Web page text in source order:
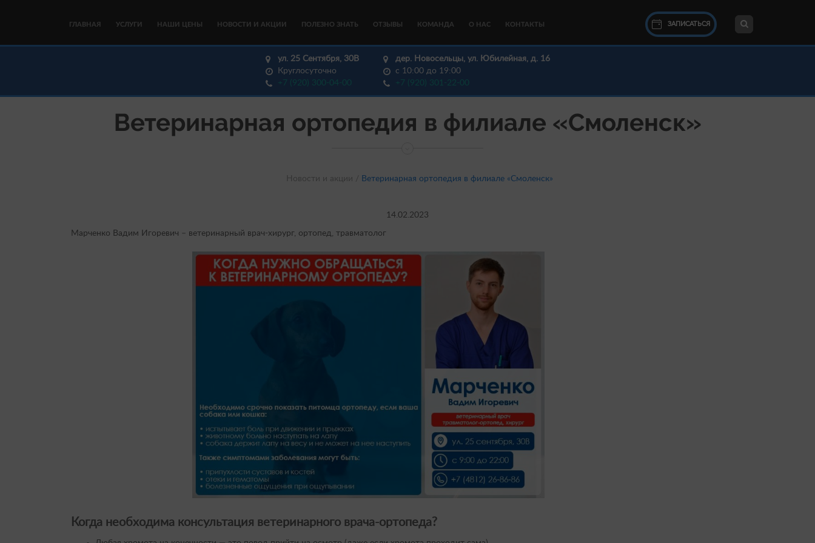
ГЛАВНАЯ УСЛУГИ НАШИ ЦЕНЫ НОВОСТИ И АКЦИИ ПОЛЕЗНО ЗНАТЬ ОТЗЫВЫ КОМАНДА О НАС КОНТАКТЫ ЗАПИСАТЬСЯ
ул. 25 Сентября, 30В
Круглосуточно
+7 (920) 300-04-00
дер. Новосельцы, ул. Юбилейная, д. 16
с 10:00 до 19:00
+7 (920) 301-22-00
Ветеринарная ортопедия в филиале «Смоленск»
Новости и акции / Ветеринарная ортопедия в филиале «Смоленск»
14.02.2023
Марченко Вадим Игоревич – ветеринарный врач-хирург, ортопед, травматолог
Когда необходима консультация ветеринарного врача-ортопеда?